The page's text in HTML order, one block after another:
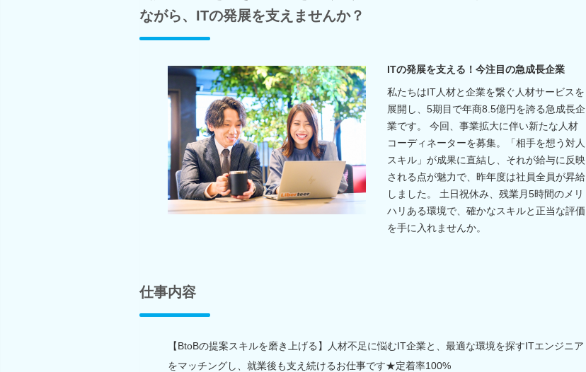
ながら、ITの発展を支えませんか？
ITの発展を支える！今注目の急成長企業
私たちはIT人材と企業を繋ぐ人材サービスを
展開し、5期目で年商8.5億円を誇る急成長企
業です。 今回、事業拡大に伴い新たな人材
コーディネーターを募集。「相手を想う対人
スキル」が成果に直結し、それが給与に反映
される点が魅力で、昨年度は社員全員が昇給
しました。 土日祝休み、残業月5時間のメリ
ハリある環境で、確かなスキルと正当な評価
を手に入れませんか。
仕事内容
【BtoBの提案スキルを磨き上げる】人材不足に悩むIT企業と、最適な環境を探すITエンジニア
をマッチングし、就業後も支え続けるお仕事です★定着率100%